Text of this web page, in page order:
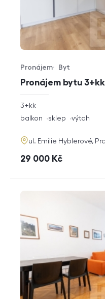
Pronájem bytu
Typ nabídky
Pronájem
Typ nemovitosti
Byt
rozměry
3+kk
funkce
balkon sklep výtah
adresa
ul. Emilie Hyblerové,
cena
29 000 Kč